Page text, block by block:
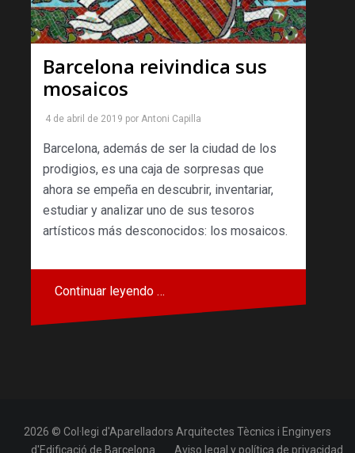
Barcelona reivindica sus
mosaicos
4 de abril de 2019 por Antoni Capilla
Barcelona, ​​además de ser la ciudad de los
prodigios, es una caja de sorpresas que
ahora se empeña en descubrir, inventariar,
estudiar y analizar uno de sus tesoros
artísticos más desconocidos: los mosaicos.
Continuar leyendo …
2026 © Col·legi d'Aparelladors Arquitectes Tècnics i Enginyers
d'Edificació de Barcelona
Aviso legal y política de privacidad